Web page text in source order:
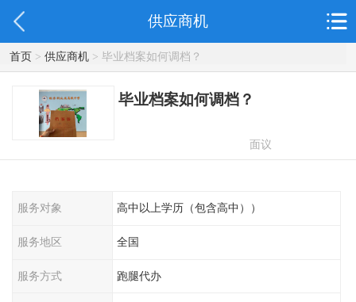
供应商机
首页> 供应商机> 毕业档案如何调档？
毕业档案如何调档？
面议
服务对象 高中以上学历（包含高中））
服务地区 全国
服务方式 跑腿代办